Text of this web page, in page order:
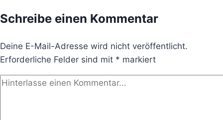
REISEPLANUNG
Schreibe einen Kommentar
Deine E-Mail-Adresse wird nicht veröffentlicht.
Erforderliche Felder sind mit * markiert